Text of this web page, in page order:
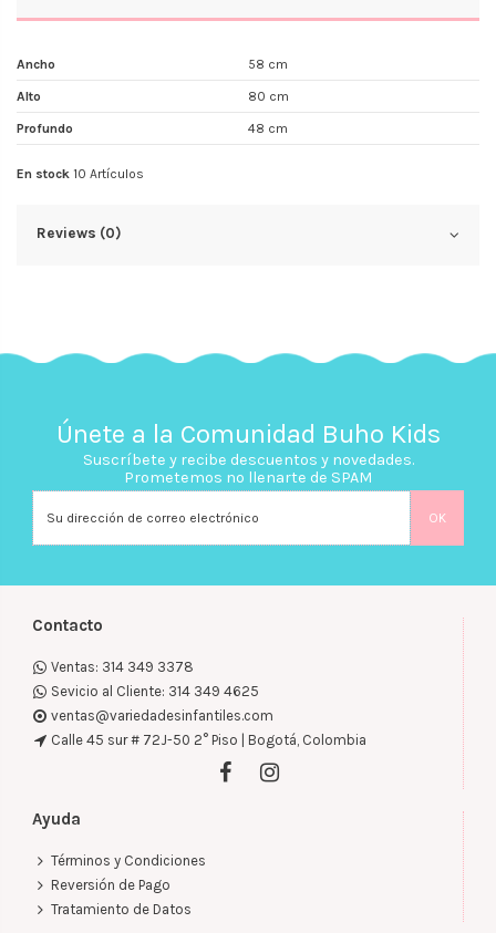
Ancho 58 cm
Alto 80 cm
Profundo 48 cm
En stock 10 Artículos
Reviews (0)
Únete a la Comunidad Buho Kids
Suscríbete y recibe descuentos y novedades.
Prometemos no llenarte de SPAM
Contacto
Ventas: 314 349 3378
Sevicio al Cliente: 314 349 4625
ventas@variedadesinfantiles.com
Calle 45 sur # 72J-50 2° Piso | Bogotá, Colombia
Ayuda
Términos y Condiciones
Reversión de Pago
Tratamiento de Datos